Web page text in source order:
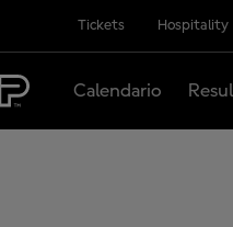
Tickets Hospitality
Calendario